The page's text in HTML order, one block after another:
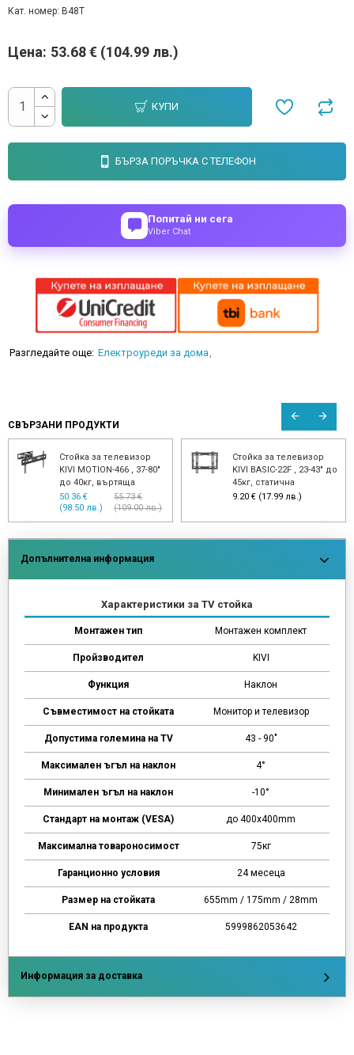
Кат. номер: B48T
Цена: 53.68 € (104.99 лв.)
КУПИ
БЪРЗА ПОРЪЧКА С ТЕЛЕФОН
Попитай ни сега
Viber Chat
Разгледайте още: Електроуреди за дома
СВЪРЗАНИ ПРОДУКТИ
Стойка за телевизор
KIVI MOTION-466 , 37-80"
до 40кг, въртяща
50.36 €
(98.50 лв.)
55.73 €
(109.00 лв.)
Стойка за телевизор
KIVI BASIC-22F , 23-43" до
45кг, статична
9.20 € (17.99 лв.)
Допълнителна информация
Характеристики за TV стойка
Монтажен тип Монтажен комплект
Пройзводител KIVI
Функция Наклон
Съвместимост на стойката Монитор и телевизор
Допустима големина на TV 43 - 90"
Максимален ъгъл на наклон 4°
Минимален ъгъл на наклон -10°
Стандарт на монтаж (VESA) до 400х400mm
Максимална товароносимост 75кг
Гаранционно условия 24 месеца
Размер на стойката 655mm / 175mm / 28mm
EAN на продукта 5999862053642
Информация за доставка